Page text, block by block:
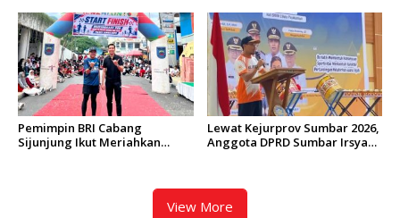
Hanoi
Pemimpin BRI Cabang
Sijunjung Ikut Meriahkan
Lewat Kejurprov Sumbar 2026,
Anggota DPRD Sumbar Irsyad
Sumbar
View More